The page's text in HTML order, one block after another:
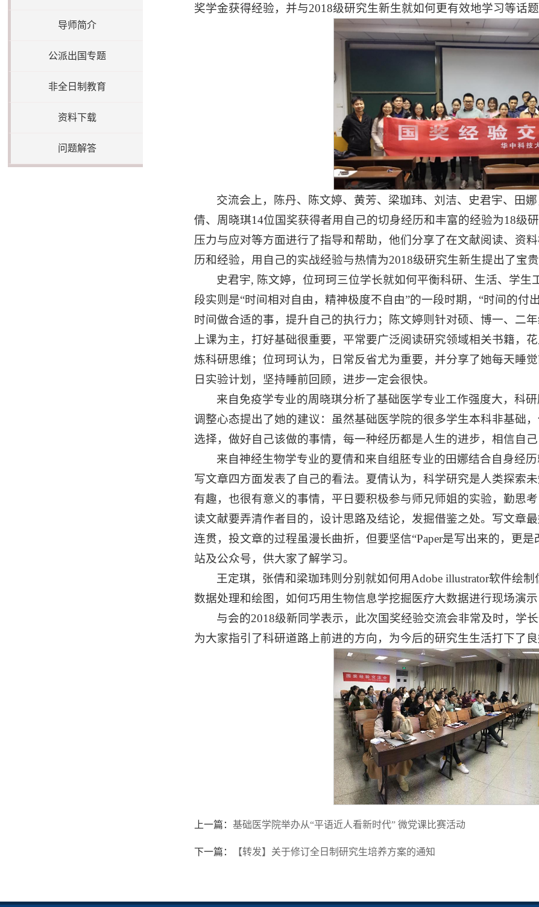
导师简介
公派出国专题
非全日制教育
资料下载
问题解答
奖学金获得经验，并与2018级研究生新生就如何更有效地学习等话
交流会上，陈丹、陈文婷、黄芳、梁珈玮、刘洁、史君宇、田
倩、周晓琪14位国奖获得者用自己的切身经历和丰富的经验为18级
压力与应对等方面进行了指导和帮助，他们分享了在文献阅读、资
历和经验，用自己的实战经验与热情为2018级研究生新生提出了宝贵
史君宇, 陈文婷，位珂珂三位学长就如何平衡科研、生活、学
段实则是“时间相对自由，精神极度不自由”的一段时期，“时间的付
时间做合适的事，提升自己的执行力；陈文婷则针对硕、博一、二
上课为主，打好基础很重要，平常要广泛阅读研究领域相关书籍，
炼科研思维；位珂珂认为，日常反省尤为重要，并分享了她每天睡
日实验计划，坚持睡前回顾，进步一定会很快。
来自免疫学专业的周晓琪分析了基础医学专业工作强度大，科
调整心态提出了她的建议：虽然基础医学院的很多学生本科非基础
选择，做好自己该做的事情，每一种经历都是人生的进步，相信自
来自神经生物学专业的夏倩和来自组胚专业的田娜结合自身经
写文章四方面发表了自己的看法。夏倩认为，科学研究是人类探索
有趣，也很有意义的事情，平日要积极参与师兄师姐的实验，勤思
读文献要弄清作者目的，设计思路及结论，发掘借鉴之处。写文章
连贯，投文章的过程虽漫长曲折，但要坚信“Paper是写出来的，更
站及公众号，供大家了解学习。
王定琪，张倩和梁珈玮则分别就如何用Adobe illustrator软件绘
数据处理和绘图，如何巧用生物信息学挖掘医疗大数据进行现场演
与会的2018级新同学表示，此次国奖经验交流会非常及时，学
为大家指引了科研道路上前进的方向，为今后的研究生生活打下了良
上一篇： 基础医学院举办从“平语近人看新时代” 微党课比赛活动
下一篇： 【转发】关于修订全日制研究生培养方案的通知